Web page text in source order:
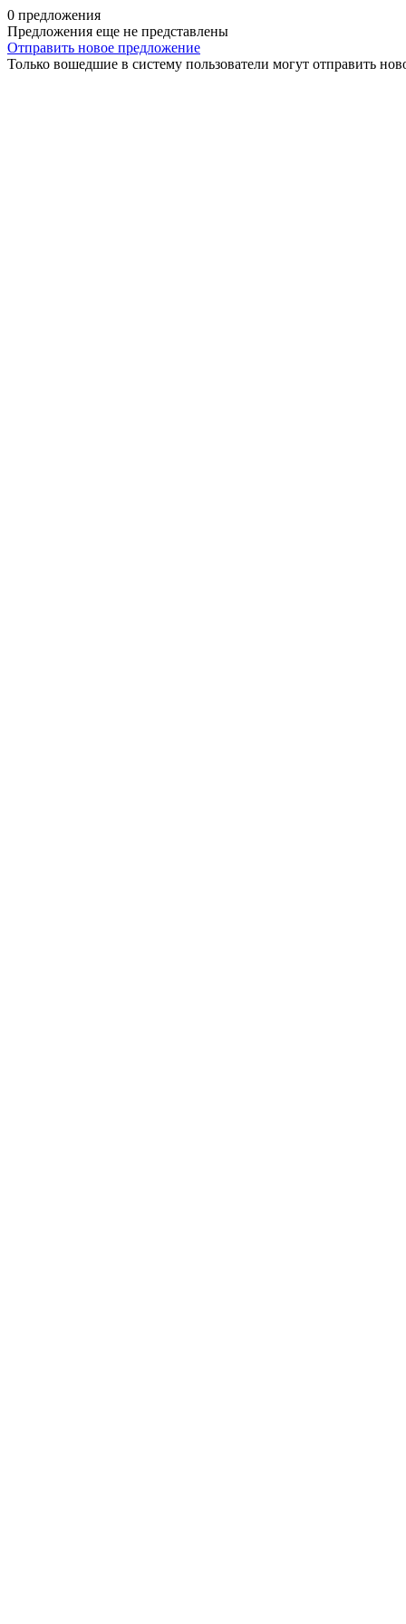
0 предложения
Предложения еще не представлены
Отправить новое предложение
Только вошедшие в систему пользователи могут отправить